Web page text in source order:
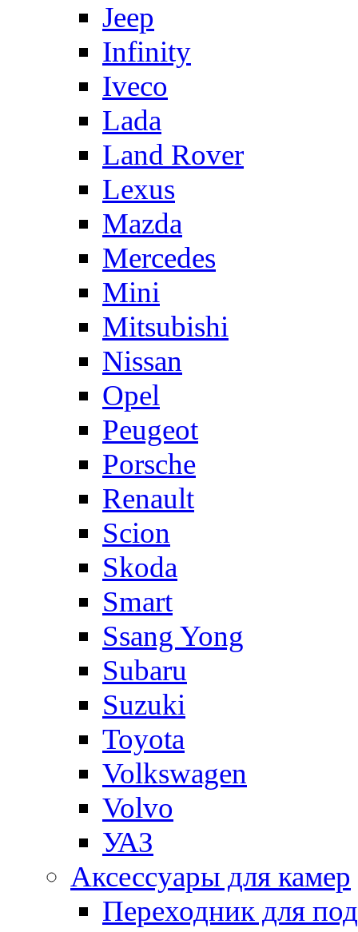
Jeep
Infinity
Iveco
Lada
Land Rover
Lexus
Mazda
Mercedes
Mini
Mitsubishi
Nissan
Opel
Peugeot
Porsche
Renault
Scion
Skoda
Smart
Ssang Yong
Subaru
Suzuki
Toyota
Volkswagen
Volvo
УАЗ
Аксессуары для камер
Переходник для